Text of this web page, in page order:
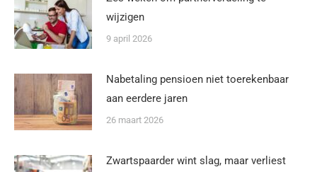
wijzigen
9 april 2026
Nabetaling pensioen niet toerekenbaar
aan eerdere jaren
26 maart 2026
Zwartspaarder wint slag, maar verliest